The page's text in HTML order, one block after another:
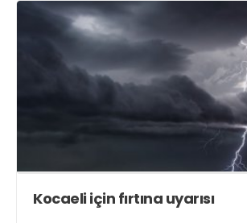
Kocaeli için fırtına uyarısı